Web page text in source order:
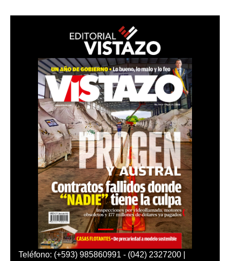
Teléfono: (+593) 985860991 - (042) 2327200 |